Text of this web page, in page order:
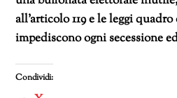
all’articolo 119 e le leggi
impediscono ogni secessione
Condividi: